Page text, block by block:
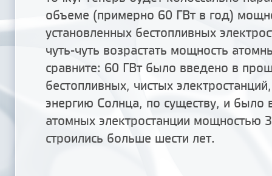
объеме (примерно 60 ГВт в год)
установленных бестопливных
чуть-чуть возрастать мощность
сравните: 60 ГВт было введено в
бестопливных, чистых
энергию Солнца, по существу, и было
атомных электростанции мощностью
строились больше шести лет.